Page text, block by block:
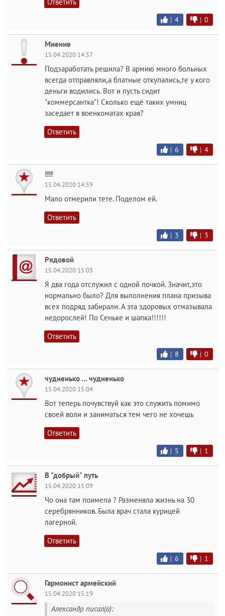
| 4 | 0
Мнение
15.04.2020 14:57
Подзаработать решила? В армию много больных
всегда отправляли,а блатные откупались,те у кого
деньги водились. Вот и пусть сидит
"коммерсантка"! Сколько ещё таких умниц
заседает в военкоматах края?
Ответить
| 6 | 4
!!!!
15.04.2020 14:59
Мало отмерили тете. Поделом ей.
Ответить
| 3 | 3
Рядовой
15.04.2020 15:03
Я два года отслужил с одной почкой. Значит,это
нормально было? Для выполнения плана призыва
всех подряд забирали. А эта здоровых отмазывала
недорослей! По Сеньке и шапка!!!!!!
Ответить
| 8 | 0
чудненько ... чудненько
15.04.2020 15:04
Вот теперь почувствуй как это служить помимо
своей воли и заниматься тем чего не хочешь
Ответить
| 5 | 1
В "добрый" путь
15.04.2020 15:09
Чо она там поимела ? Разменяла жизнь на 30
серебрянников. Была врач стала курицей
лагерной.
Ответить
| 6 | 1
Гармонист армейский
15.04.2020 15:19
Александр писал(а):